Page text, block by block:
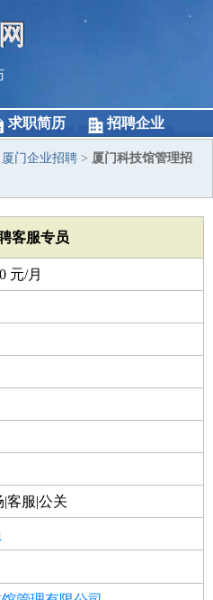
求职简历 招聘企业
厦门企业招聘 > 厦门科技馆管理招
客服专员
元/月
|客服|公关